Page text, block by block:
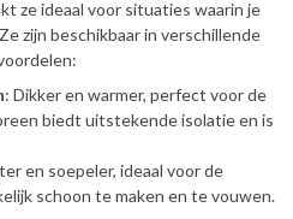
ze ideaal voor situaties waarin je
zijn beschikbaar in verschillende
: Dikker en warmer, perfect voor de
biedt uitstekende isolatie en is
en soepeler, ideaal voor de
schoon te maken en te vouwen.